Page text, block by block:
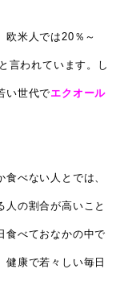
欧米人では20％～
言われています。し
い世代でエクオール
べない人とでは、
人の割合が高いこと
食べておなかの中で
健康で若々しい毎日